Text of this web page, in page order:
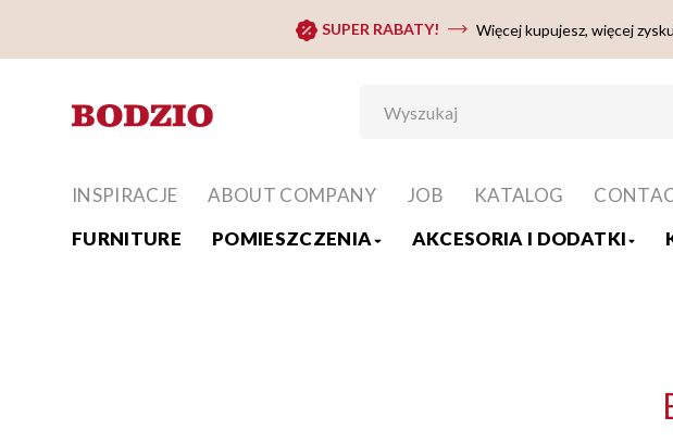
SUPER RABATY! Więcej kupujesz, więcej
FURNITURE POMIESZCZENIA AKCESORIA I DODATKI
INSPIRACJE ABOUT COMPANY JOB KATALOG